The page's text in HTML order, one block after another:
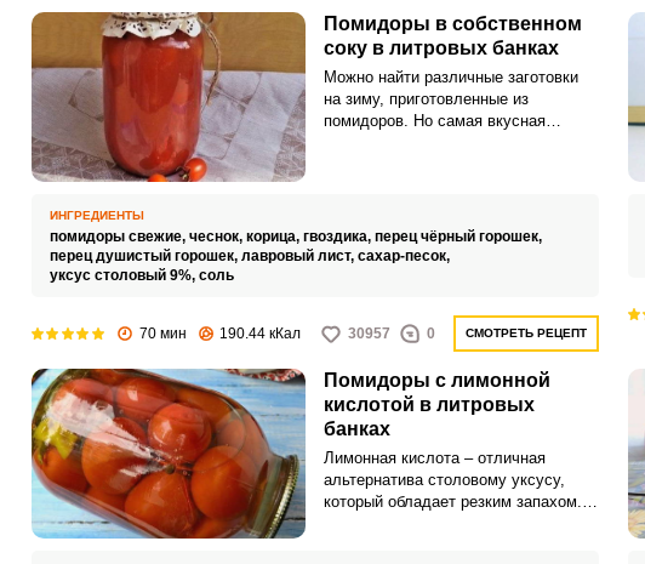
Помидоры в собственном
соку в литровых банках
Можно найти различные заготовки
на зиму, приготовленные из
помидоров. Но самая вкусная
ИНГРЕДИЕНТЫ
помидоры свежие, чеснок, корица, гвоздика, перец чёрный горошек,
перец душистый горошек, лавровый лист, сахар-песок,
уксус столовый 9%, соль
70 мин 190.44 кКал 30957 0 СМОТРЕТЬ РЕЦЕПТ
Помидоры с лимонной
кислотой в литровых
банках
Лимонная кислота – отличная
альтернатива столовому уксусу,
который обладает резким запахом.